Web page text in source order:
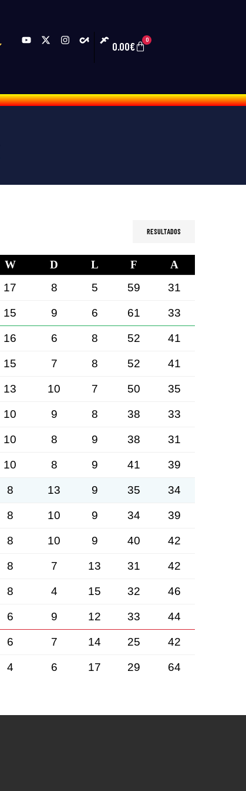
0.00€
0
RESULTADOS
W D L F
A
17 8 5 59 31
15 9 6 61 33
16 6 8 52 41
15 7 8 52 41
13 10 7 50 35
10 9 8 38 33
10 8 9 38 31
10 8 9 41 39
8 13 9 35 34
8 10 9 34 39
8 10 9 40 42
8 7 13 31 42
8 4 15 32 46
6 9 12 33 44
6 7 14 25 42
4 6 17 29 64